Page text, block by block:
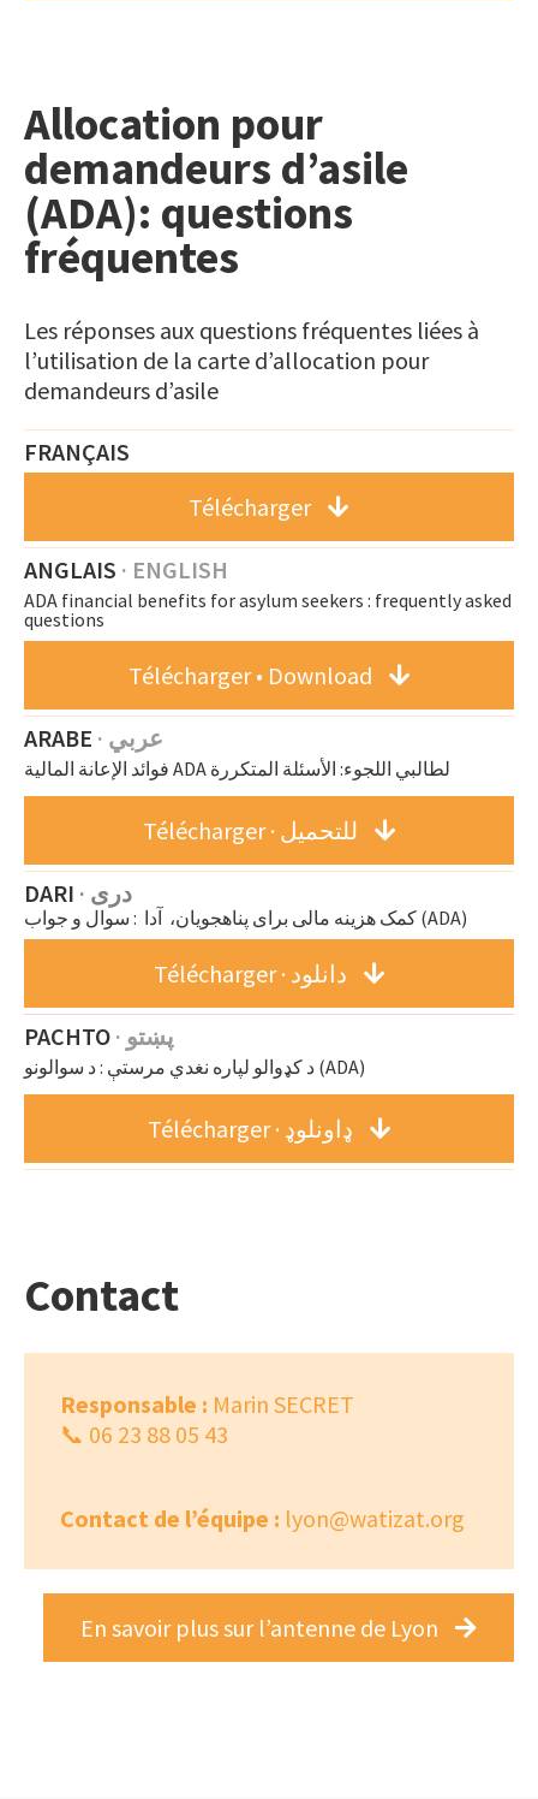
Allocation pour
demandeurs d’asile
(ADA): questions
fréquentes
Les réponses aux questions fréquentes liées à
l’utilisation de la carte d’allocation pour
demandeurs d’asile
FRANÇAIS
Télécharger
ANGLAIS · ENGLISH
ADA financial benefits for asylum seekers : frequently asked
questions
Télécharger • Download
ARABE · عربي
فوائد الإعانة المالية ADA لطالبي اللجوء: الأسئلة المتكررة
Télécharger · للتحميل
DARI · دری
کمک هزینه مالی برای پناهجویان، آدا : سوال و جواب (ADA)
Télécharger · دانلود
PACHTO· پښتو
د کډوالو لپاره نغدي مرستې : د سوالونو (ADA)
Télécharger · ډاونلوډ
Contact
Responsable : Marin SECRET
📞 06 23 88 05 43
Contact de l’équipe : lyon@watizat.org
En savoir plus sur l’antenne de Lyon